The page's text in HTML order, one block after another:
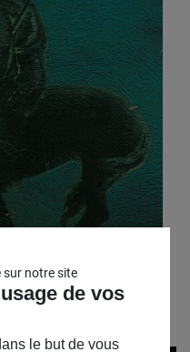
sur notre site
de vos
le but de vous